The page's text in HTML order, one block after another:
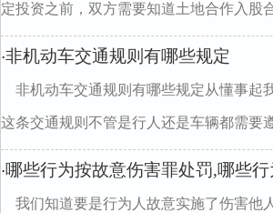
定投资之前，双方需要知道土地合作入股
·非机动车交通规则有哪些规定
非机动车交通规则有哪些规定从懂事起
这条交通规则不管是行人还是车辆都需要
·哪些行为按故意伤害罪处罚,哪些
我们知道要是行为人故意实施了伤害他